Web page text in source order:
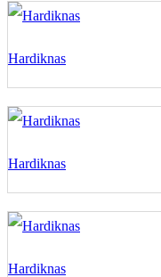
Hardiknas
Hardiknas
Hardiknas